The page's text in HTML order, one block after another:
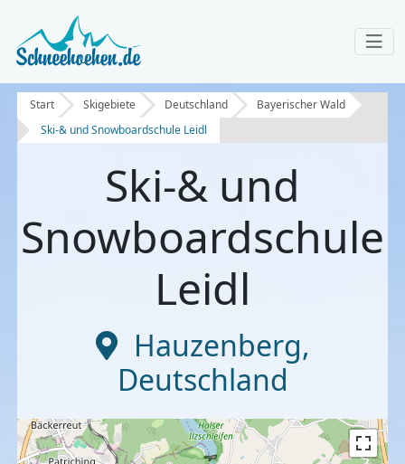
Start Skigebiete Deutschland
Bayerischer Wald
Ski-& und Snowboardschule Leidl
Ski-& und
Snowboardschule
Leidl
Hauzenberg,
Deutschland